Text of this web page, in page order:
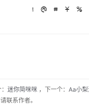
迷你简咪咪 ， 下一个： Aa小
联系作者。